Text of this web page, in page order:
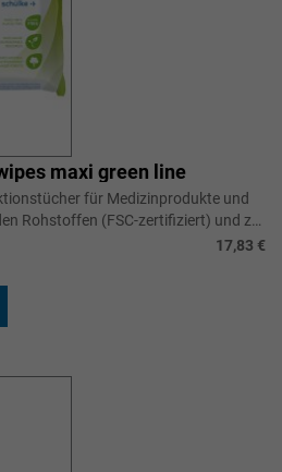
maxi green line
für Medizinprodukte und
Rohstoffen (FSC-zertifiziert) und zu
17,83 €